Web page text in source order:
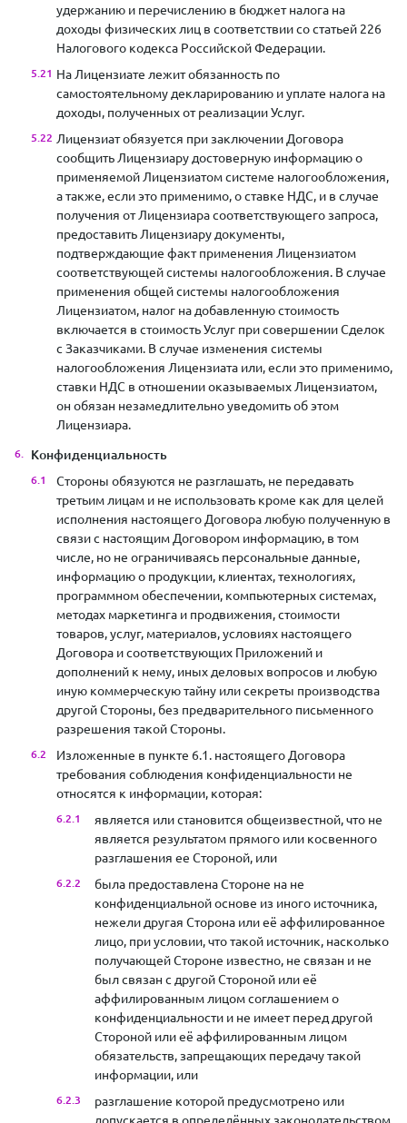
удержанию и перечислению в бюджет налога на
доходы физических лиц в соответствии со статьей 226
Налогового кодекса Российской Федерации.
На Лицензиате лежит обязанность по
самостоятельному декларированию и уплате налога на
доходы, полученных от реализации Услуг.
Лицензиат обязуется при заключении Договора
сообщить Лицензиару достоверную информацию о
применяемой Лицензиатом системе налогообложения,
а также, если это применимо, о ставке НДС, и в случае
получения от Лицензиара соответствующего запроса,
предоставить Лицензиару документы,
подтверждающие факт применения Лицензиатом
соответствующей системы налогообложения. В случае
применения общей системы налогообложения
Лицензиатом, налог на добавленную стоимость
включается в стоимость Услуг при совершении Сделок
с Заказчиками. В случае изменения системы
налогообложения Лицензиата или, если это применимо,
ставки НДС в отношении оказываемых Лицензиатом,
он обязан незамедлительно уведомить об этом
Лицензиара.
Конфиденциальность
Стороны обязуются не разглашать, не передавать
третьим лицам и не использовать кроме как для целей
исполнения настоящего Договора любую полученную в
связи с настоящим Договором информацию, в том
числе, но не ограничиваясь персональные данные,
информацию о продукции, клиентах, технологиях,
программном обеспечении, компьютерных системах,
методах маркетинга и продвижения, стоимости
товаров, услуг, материалов, условиях настоящего
Договора и соответствующих Приложений и
дополнений к нему, иных деловых вопросов и любую
иную коммерческую тайну или секреты производства
другой Стороны, без предварительного письменного
разрешения такой Стороны.
Изложенные в пункте 6.1. настоящего Договора
требования соблюдения конфиденциальности не
относятся к информации, которая:
является или становится общеизвестной, что не
является результатом прямого или косвенного
разглашения ее Стороной, или
была предоставлена Стороне на не
конфиденциальной основе из иного источника,
нежели другая Сторона или её аффилированное
лицо, при условии, что такой источник, насколько
получающей Стороне известно, не связан и не
был связан с другой Стороной или её
аффилированным лицом соглашением о
конфиденциальности и не имеет перед другой
Стороной или её аффилированным лицом
обязательств, запрещающих передачу такой
информации, или
разглашение которой предусмотрено или
допускается в определённых законодательством